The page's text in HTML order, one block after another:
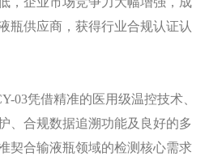
瓶供应商，获得行业合规认证认
03凭借精准的医用级温控技术、
、合规数据追溯功能及良好的多
契合输液瓶领域的检测核心需求